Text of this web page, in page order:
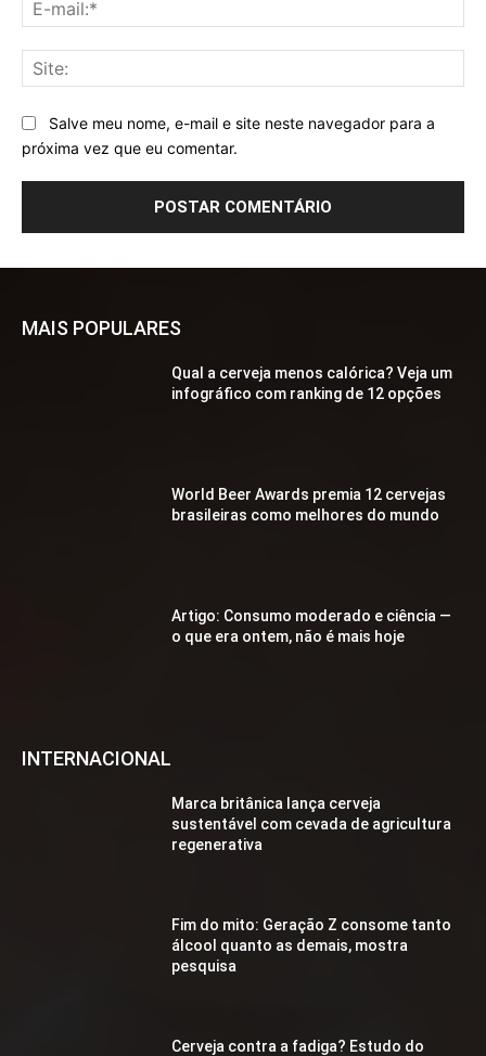
Salve meu nome, e-mail e site neste navegador para a
próxima vez que eu comentar.
MAIS POPULARES
Qual a cerveja menos calórica? Veja um
infográfico com ranking de 12 opções
World Beer Awards premia 12 cervejas
brasileiras como melhores do mundo
Artigo: Consumo moderado e ciência —
o que era ontem, não é mais hoje
INTERNACIONAL
Marca britânica lança cerveja
sustentável com cevada de agricultura
regenerativa
Fim do mito: Geração Z consome tanto
álcool quanto as demais, mostra
pesquisa
Cerveja contra a fadiga? Estudo do